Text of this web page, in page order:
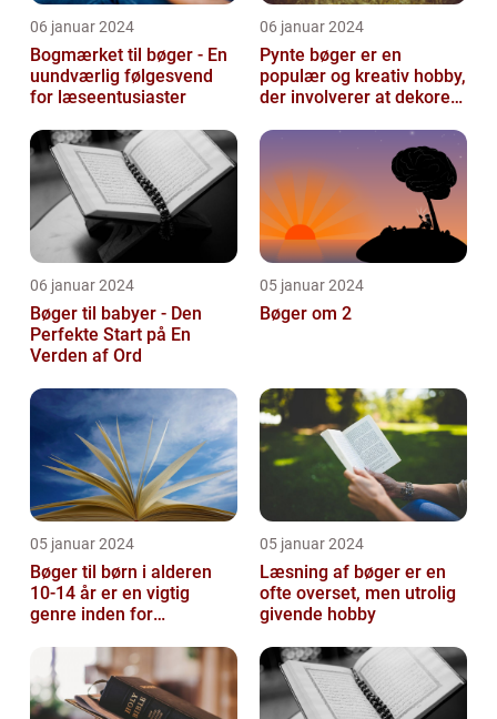
06 januar 2024
Bogmærket til bøger - En
uundværlig følgesvend
for læseentusiaster
06 januar 2024
Pynte bøger er en
populær og kreativ hobby,
der involverer at dekorere
forskellige...
06 januar 2024
Bøger til babyer - Den
Perfekte Start på En
Verden af Ord
05 januar 2024
Bøger om 2
05 januar 2024
Bøger til børn i alderen
10-14 år er en vigtig
genre inden for
afgørend...
05 januar 2024
Læsning af bøger er en
ofte overset, men utrolig
givende hobby